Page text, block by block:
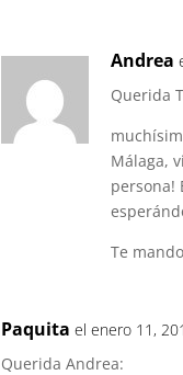
Andrea
Querida
Málaga,
persona!
Te
Paquita el enero 11,
Querida Andrea: